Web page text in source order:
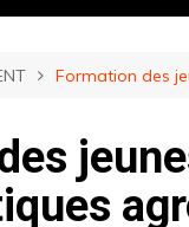
Formation des